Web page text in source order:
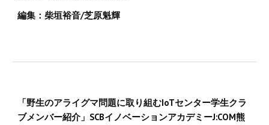
編集：柴垣裕音/芝原魁輝
「野生のアライグマ問題に取り組むIoTセンター学生クラ
ブメンバー紹介」SCBイノベーションアカデミーJ:COM熊